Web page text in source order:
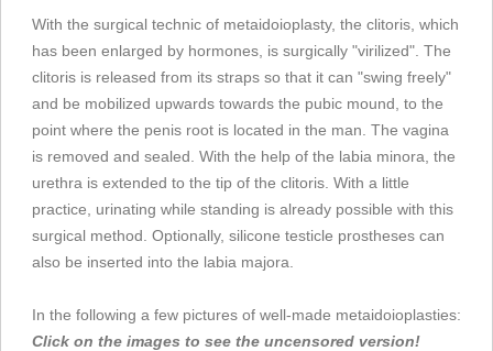
With the surgical technic of metaidoioplasty, the clitoris, which
has been enlarged by hormones, is surgically "virilized". The
clitoris is released from its straps so that it can "swing freely"
and be mobilized upwards towards the pubic mound, to the
point where the penis root is located in the man. The vagina
is removed and sealed. With the help of the labia minora, the
urethra is extended to the tip of the clitoris. With a little
practice, urinating while standing is already possible with this
surgical method. Optionally, silicone testicle prostheses can
also be inserted into the labia majora.
In the following a few pictures of well-made metaidoioplasties:
Click on the images to see the uncensored version!